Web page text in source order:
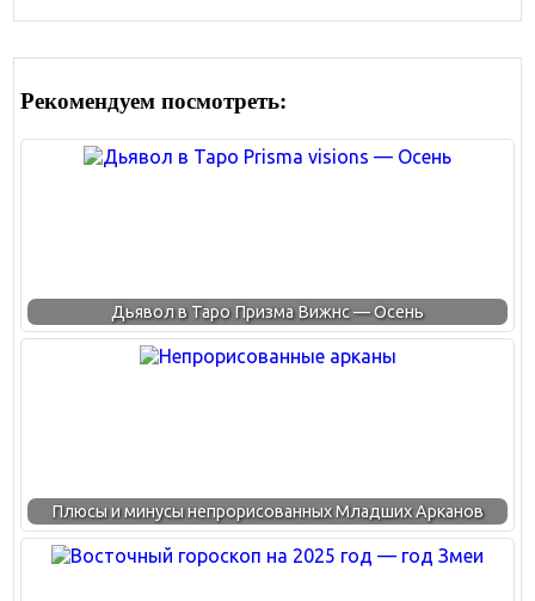
Рекомендуем посмотреть:
Дьявол в Таро Призма Вижнс — Осень
Плюсы и минусы непрорисованных Младших Арканов